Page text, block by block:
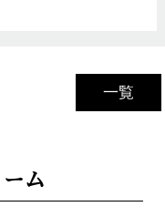
一覧
ム